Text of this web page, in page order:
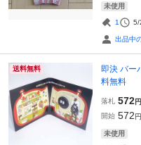
未使用
1 5/
出品中
送料無料
即決 バー
料無料
落札 572円
開始 572円
未使用